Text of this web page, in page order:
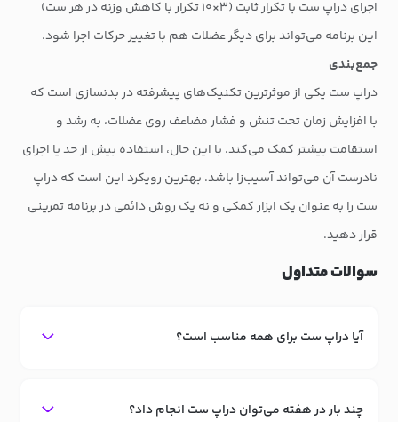
اجرای دراپ ست با تکرار ثابت (۳×۱۰ تکرار با کاهش وزنه در هر ست)
این برنامه می‌تواند برای دیگر عضلات هم با تغییر حرکات اجرا شود.
جمع‌بندی
دراپ ست یکی از موثرترین تکنیک‌های پیشرفته در بدنسازی است که
با افزایش زمان تحت تنش و فشار مضاعف روی عضلات، به رشد و
استقامت بیشتر کمک می‌کند. با این حال، استفاده بیش از حد یا اجرای
نادرست آن می‌تواند آسیب‌زا باشد. بهترین رویکرد این است که دراپ
ست را به عنوان یک ابزار کمکی و نه یک روش دائمی در برنامه تمرینی
قرار دهید.
سوالات متداول
آیا دراپ ست برای همه مناسب است؟
چند بار در هفته می‌توان دراپ ست انجام داد؟